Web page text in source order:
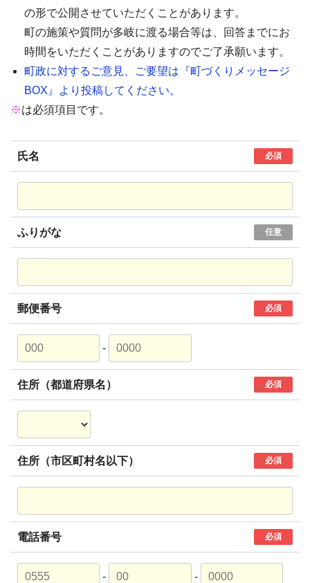
の形で公開させていただくことがあります。
町の施策や質問が多岐に渡る場合等は、回答までにお
時間をいただくことがありますのでご了承願います。
町政に対するご意見、ご要望は『町づくりメッセージ
BOX』より投稿してください。
※は必須項目です。
氏名 必須
ふりがな 任意
郵便番号 必須
-
住所（都道府県名） 必須
住所（市区町村名以下） 必須
電話番号 必須
- -